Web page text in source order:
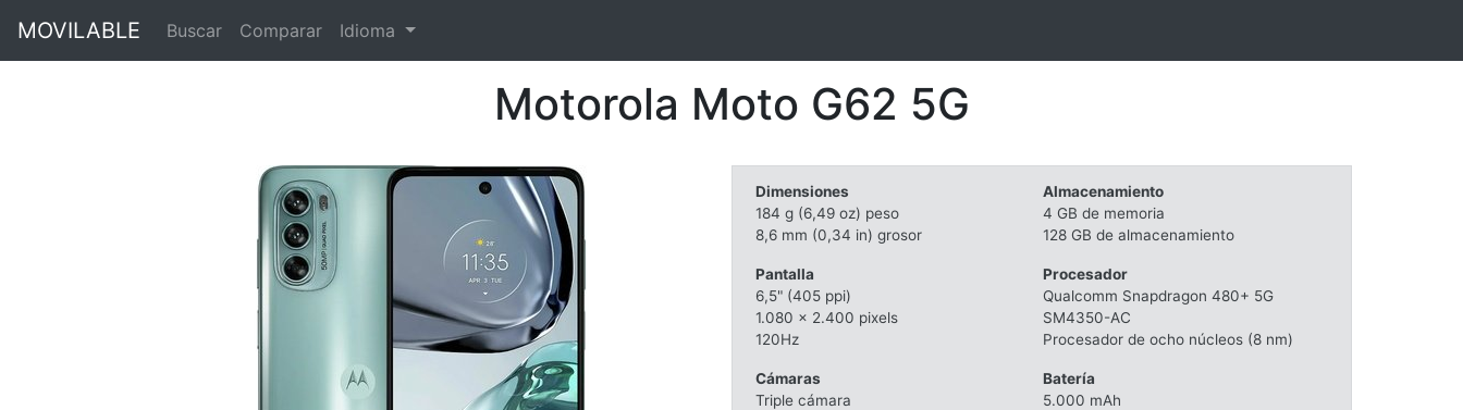
MOVILABLE Buscar Comparar Idioma
Motorola Moto G62 5G
Dimensiones
184 g (6,49 oz) peso
8,6 mm (0,34 in) grosor
Pantalla
6,5" (405 ppi)
1.080 x 2.400 pixels
120Hz
Cámaras
Triple cámara
Almacenamiento
4 GB de memoria
128 GB de almacenamiento
Procesador
Qualcomm Snapdragon 480+ 5G
SM4350-AC
Procesador de ocho núcleos (8 nm)
Batería
5.000 mAh